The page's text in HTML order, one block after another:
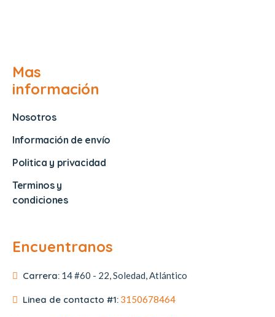
Mas
información
Nosotros
Información de envío
Politica y privacidad
Terminos y
condiciones
Encuentranos
Carrera: 14 #60 - 22, Soledad, Atlántico
Linea de contacto #1: 3150678464